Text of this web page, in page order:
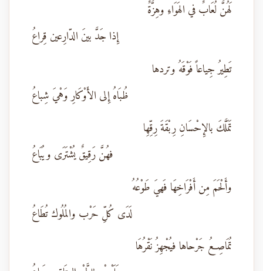
لَهُنَّ لُعَابٌ في الهَوَاءِ وهِزَّةٌ
إِذا جَدَّ بينَ الدّارِعين قِراعُ
تَطِيرُ جِياعاً فَوْقَهُ وتردها
ظُبَاهُ إِلى الأَوْكَارِ وَهْيَ شِباعُ
تَمَلَّكَ بالإِحْسَانِ رِبْقَةَ رِقِّهِا
فهُنَّ رَقِيقٌ يُشْتَرَى ويُبَاعُ
وأَلْحَمَ مِن أَفْرَاخِهَا فَهيَ طَوْعُهُ
لَدَى كُلِّ حَرْب والمُلُوك تُطَاعُ
تُمَاصِعُ جَرْحاها فيُجْهِزُ نَقْرُهَا